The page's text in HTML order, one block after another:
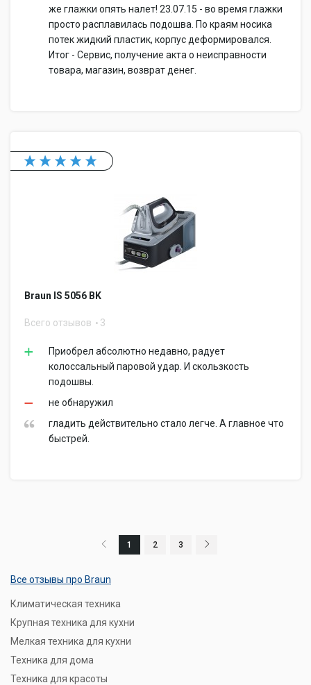
же глажки опять налет! 23.07.15 - во время глажки
просто расплавилась подошва. По краям носика
потек жидкий пластик, корпус деформировался.
Итог - Сервис, получение акта о неисправности
товара, магазин, возврат денег.
Braun IS 5056 BK
Всего отзывов 3
Приобрел абсолютно недавно, радует
колоссальный паровой удар. И скользкость
подошвы.
не обнаружил
гладить действительно стало легче. А главное что
быстрей.
1 2 3
Все отзывы про Braun
Климатическая техника
Крупная техника для кухни
Мелкая техника для кухни
Техника для дома
Техника для красоты